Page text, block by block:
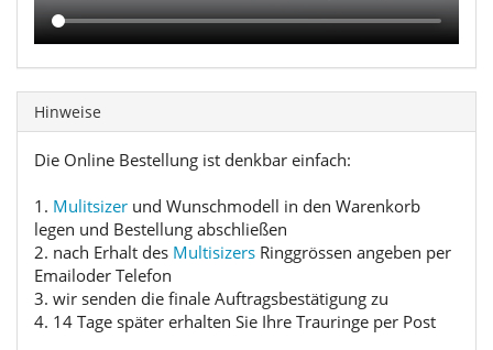
Hinweise
Die Online Bestellung ist denkbar einfach:
1. Mulitsizer und Wunschmodell in den Warenkorb
legen und Bestellung abschließen
2. nach Erhalt des Multisizers Ringgrössen angeben per
Emailoder Telefon
3. wir senden die finale Auftragsbestätigung zu
4. 14 Tage später erhalten Sie Ihre Trauringe per Post